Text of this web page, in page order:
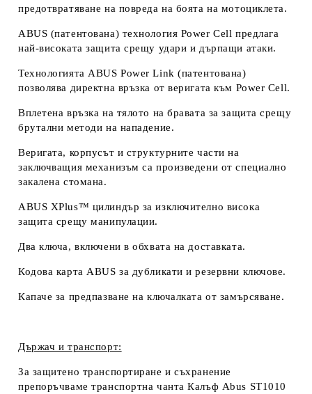
предотвратяване на повреда на боята на мотоциклета.
ABUS (патентована) технология Power Cell предлага
най-високата защита срещу удари и дърпащи атаки.
Технологията ABUS Power Link (патентована)
позволява директна връзка от веригата към Power Cell.
Вплетена връзка на тялото на бравата за защита срещу
брутални методи на нападение.
Веригата, корпусът и структурните части на
заключващия механизъм са произведени от специално
закалена стомана.
ABUS XPlus™ цилиндър за изключително висока
защита срещу манипулации.
Два ключа, включени в обхвата на доставката.
Кодова карта ABUS за дубликати и резервни ключове.
Капаче за предпазване на ключалката от замърсяване.
Държач и транспорт:
За защитено транспортиране и съхранение
препоръчваме транспортна чанта Калъф Abus ST1010